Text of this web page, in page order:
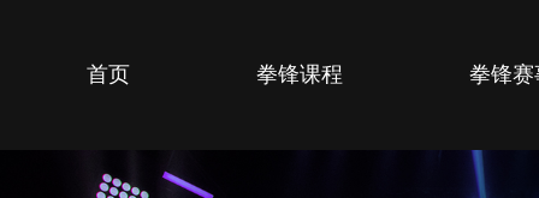
首页 拳锋课程 拳锋赛